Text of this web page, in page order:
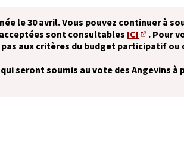
le 30 avril. Vous pouvez continuer à
sont consultables ICI
(S'ouvre
. Pour
aux critères du budget participatif ou
seront soumis au vote des Angevins à